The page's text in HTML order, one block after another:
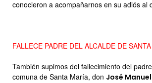
conocieron a acompañarnos en su adiós al
FALLECE PADRE DEL ALCALDE DE
También supimos del fallecimiento del
comuna de Santa María, don José